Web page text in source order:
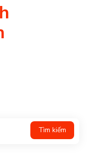
Tìm kiếm